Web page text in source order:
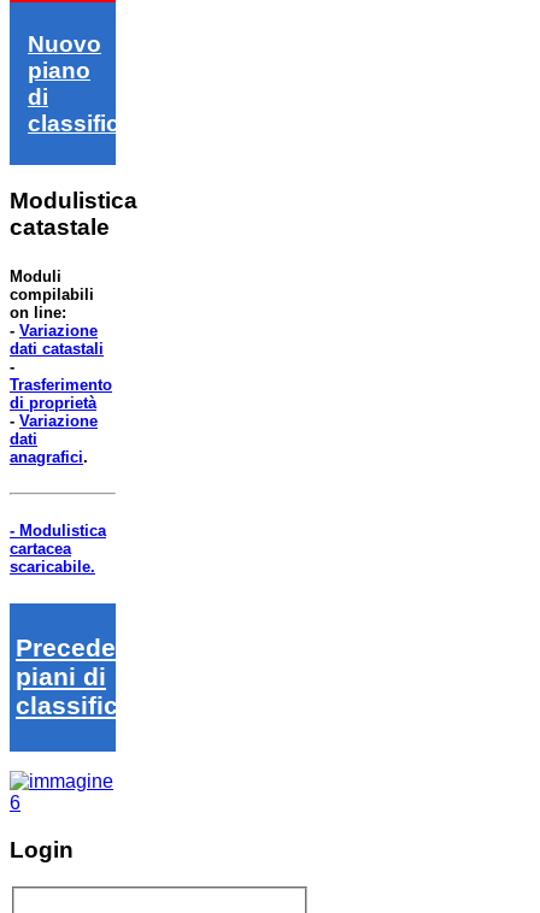
Nuovo
piano
di
classifica
Modulistica
catastale
Moduli
compilabili
on line:
- Variazione
dati catastali
-
Trasferimento
di proprietà
- Variazione
dati
anagrafici.
- Modulistica
cartacea
scaricabile.
Precedenti
piani di
classifica
Login